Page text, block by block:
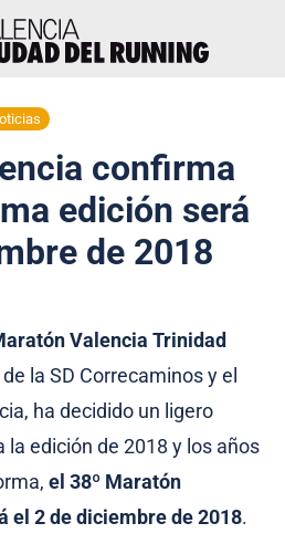
confirma
edición será
de 2018
Valencia Trinidad
la SD Correcaminos y el
ha decidido un ligero
la edición de 2018 y los años
el 38º Maratón
el 2 de diciembre de 2018.